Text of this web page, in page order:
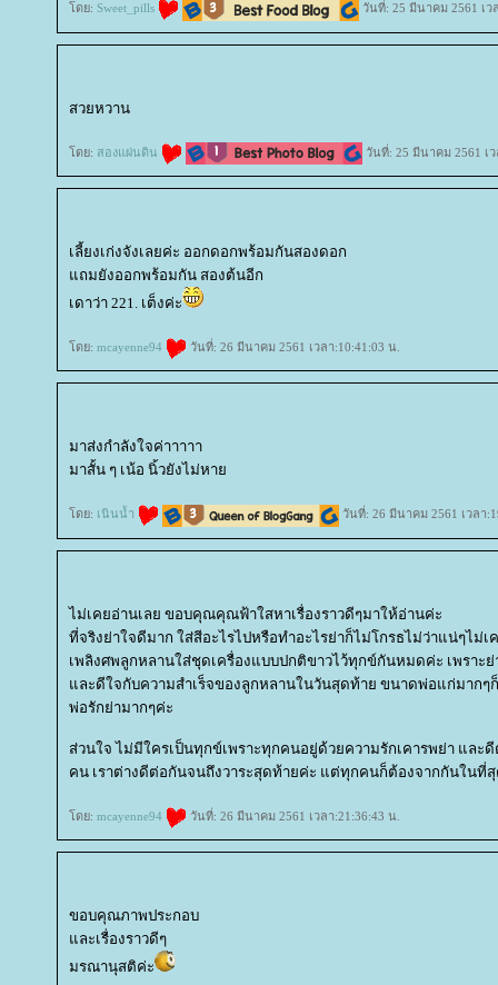
ดย: Sweet_pills วันที่: 25 มีนาคม 2561 เว
สวยหวาน
ดย: สองแผ่นดิน วันที่: 25 มีนาคม 2561 เ
เลี้ยงเก่งจังเลยค่ะ ออกดอกพร้อมกันสองดอก
ถมยังออกพร้อมกัน สองต้นอีก
เดาว่า 221. เต็งค่ะ
ดย: mcayenne94 วันที่: 26 มีนาคม 2561 เวลา:10:41:03 น.
มาส่งกำลังใจค่าาาาา
มาสั้น ๆ เน้อ นิ้วยังไม่หา
ดย: เนินน้ำ วันที่: 26 มีนาคม 2561 เวลา
ไม่เคยอ่านเลย ขอบคุณคุณฟ้าใสหาเรื่องราวดีๆมาให้อ่านค่ะ
ที่จริงย่าใจดีมาก ใส่สีอะไรไปหรือทำอะไรย่าก็ไม่โกรธไม่ว่าแน่ๆไม่
เพลิงศพลูกหลานใส่ชุดเครื่องแบบปกติขาวไว้ทุกข์กันหมดค่ะ เพราะ
ละดีใจกับความสำเร็จของลูกหลานในวันสุดท้าย ขนาดพ่อแก่มากๆ
พ่อรักย่ามากๆค่ะ
ส่วนใจ ไม่มีใครเป็นทุกข์เพราะทุกคนอยู่ด้วยความรักเคารพย่า และ
คน เราต่างดีต่อกันจนถึงวาระสุดท้ายค่ะ แต่ทุกคนก็ต้องจากกันในที่
ดย: mcayenne94 วันที่: 26 มีนาคม 2561 เวลา:21:36:43 น.
ขอบคุณภาพประกอบ
ละเรื่องราวดีๆ
มรณานุสติค่ะ